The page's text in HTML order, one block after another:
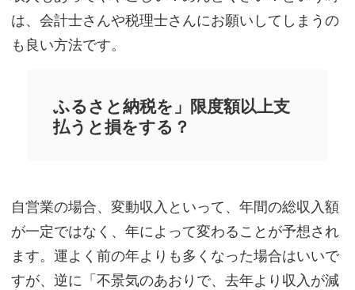
は、会計士さんや税理士さんにお願いしてしまうの
も良い方法です。
ふるさと納税を」限度額以上支
払うと損をする？
自営業の場合、変動収入といって、年間の総収入額
が一定ではなく、年によって変わることが予想され
ます。運よく前の年よりも多くなった場合はいいで
すが、逆に「不景気のあおりで、去年より収入が減